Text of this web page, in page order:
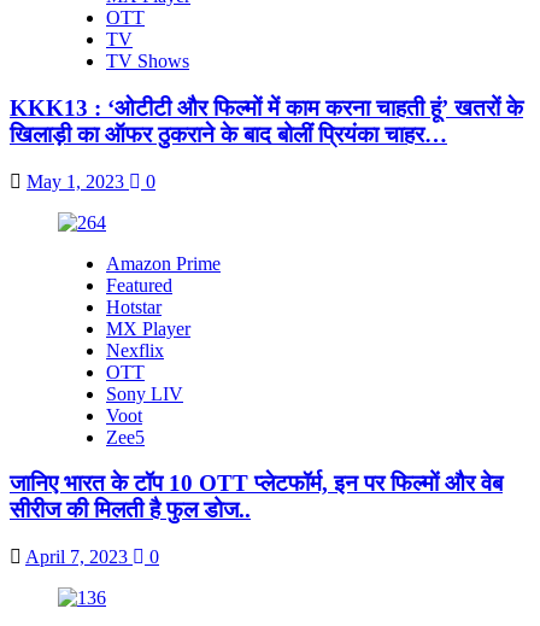
OTT
TV
TV Shows
KKK13 : ‘ओटीटी और फिल्मों में काम करना चाहती हूं’ खतरों के
खिलाड़ी का ऑफर ठुकराने के बाद बोलीं प्रियंका चाहर…
May 1, 2023 0
Amazon Prime
Featured
Hotstar
MX Player
Nexflix
OTT
Sony LIV
Voot
Zee5
जानिए भारत के टॉप 10 OTT प्लेटफॉर्म, इन पर फिल्मों और वेब
सीरीज की मिलती है फुल डोज..
April 7, 2023 0